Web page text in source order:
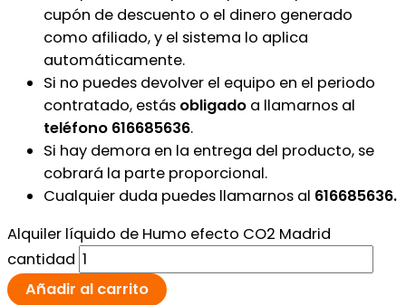
cupón de descuento o el dinero generado
como afiliado, y el sistema lo aplica
automáticamente.
Si no puedes devolver el equipo en el periodo
contratado, estás obligado a llamarnos al
teléfono 616685636.
Si hay demora en la entrega del producto, se
cobrará la parte proporcional.
Cualquier duda puedes llamarnos al 616685636.
Alquiler líquido de Humo efecto CO2 Madrid
cantidad
Añadir al carrito